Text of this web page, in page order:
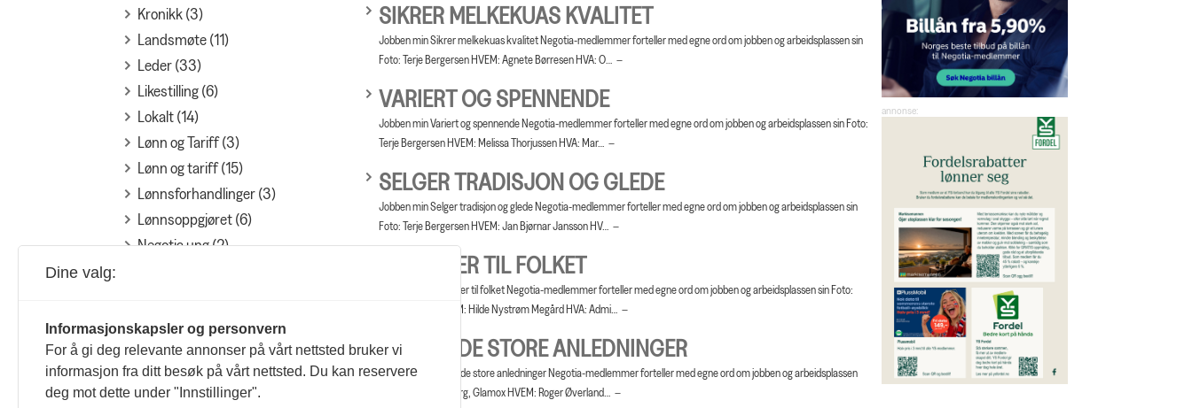
Kronikk (3)
Landsmøte (11)
Leder (33)
Likestilling (6)
Lokalt (14)
Lønn og Tariff (3)
Lønn og tariff (15)
Lønnsforhandlinger (3)
Lønnsoppgjøret (6)
Negotia ung (2)
Pensjon (5)
Portrett (3)
Privatjuss (26)
Profilen (14)
SIKRER MELKEKUAS KVALITET
Jobben min Sikrer melkekuas kvalitet Negotia-medlemmer forteller med egne ord om jobben og arbeidsplassen sin
Foto: Terje Bergersen HVEM: Agnete Børresen HVA: O…
VARIERT OG SPENNENDE
Jobben min Variert og spennende Negotia-medlemmer forteller med egne ord om jobben og arbeidsplassen sin Foto:
Terje Bergersen HVEM: Melissa Thorjussen HVA: Mar…
SELGER TRADISJON OG GLEDE
Jobben min Selger tradisjon og glede Negotia-medlemmer forteller med egne ord om jobben og arbeidsplassen sin
Foto: Terje Bergersen HVEM: Jan Bjørnar Jansson HV…
BLOMSTER TIL FOLKET
Jobben min Blomster til folket Negotia-medlemmer forteller med egne ord om jobben og arbeidsplassen sin Foto:
Sigrun Bordal HVEM: Hilde Nystrøm Megård HVA: Admi…
LYS FOR DE STORE ANLEDNINGER
Jobben min Lys for de store anledninger Negotia-medlemmer forteller med egne ord om jobben og arbeidsplassen
sin Foto: Rolf Røsberg, Glamox HVEM: Roger Øverland…
Dine valg:
Informasjonskapsler og personvern
For å gi deg relevante annonser på vårt nettsted bruker vi
informasjon fra ditt besøk på vårt nettsted. Du kan reservere
deg mot dette under "Innstillinger".